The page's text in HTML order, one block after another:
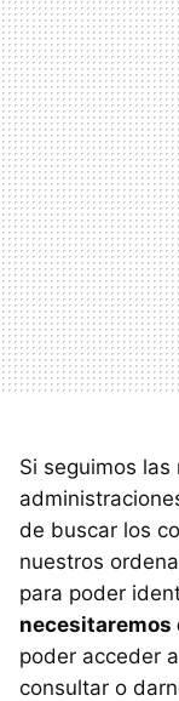
Si seguimos
de buscar los
nuestros
para poder
necesitaremos
poder acceder
consultar o